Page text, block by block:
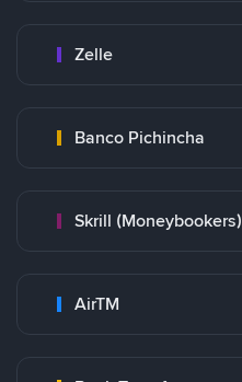
Zelle
Banco Pichincha
Skrill (Moneybookers)
AirTM